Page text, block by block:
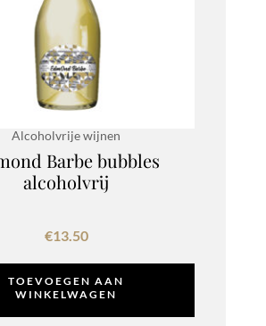
Alcoholvrije wijnen
Barbe bubbles
alcoholvrij
€13.50
TOEVOEGEN AAN
WINKELWAGEN